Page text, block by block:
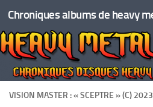
Skip to content
VISION MASTER : « SCEPTRE » (C) 2023